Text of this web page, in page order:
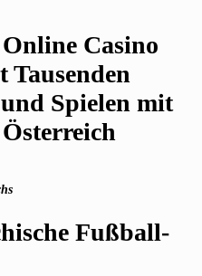
Casino
Tausenden
Spielen mit
Fußball-